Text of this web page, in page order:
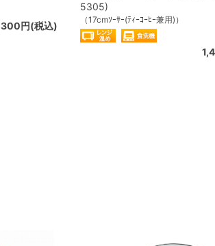
円(税込)
5305)
（17cmｿｰｻｰ(ﾃｨｰｺｰﾋｰ兼用)）